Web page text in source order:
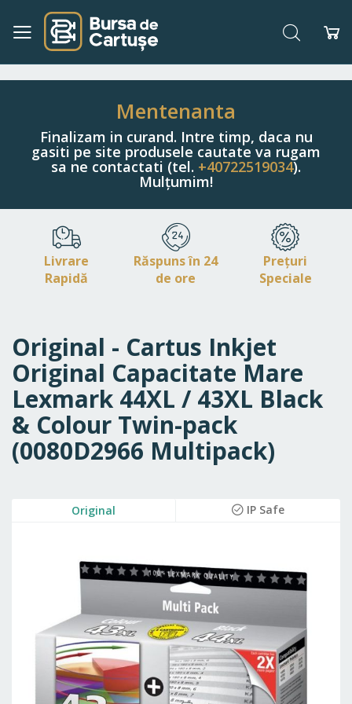
Navigați
Conținut
Căutare
Mentenanta
Finalizam in curand. Intre timp, daca nu
gasiti pe site produsele cautate va rugam
sa ne contactati (tel. +40722519034).
Mulțumim!
Livrare
Rapidă
Răspuns în 24
de ore
Prețuri
Speciale
Original - Cartus Inkjet
Original Capacitate Mare
Lexmark 44XL / 43XL Black
& Colour Twin-pack
(0080D2966 Multipack)
Original IP Safe